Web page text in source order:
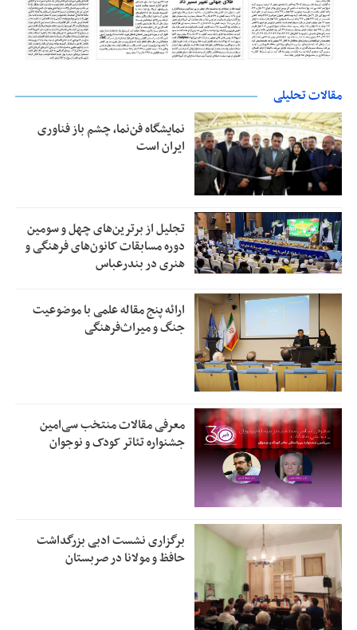
مقالات تحلیلی
نمایشگاه فن‌نما، چشم باز فناوری
ایران است
تجلیل از بر‌ترین‌های چهل و سومین
دوره مسابقات کانون‌های فرهنگی و
هنری در بندرعباس
ارائه پنج مقاله علمی با موضوعیت
جنگ و میراث‌فرهنگی
معرفی مقالات منتخب سی‌امین
جشنواره تئاتر کودک و نوجوان
برگزاری نشست ادبی بزرگداشت
حافظ و مولانا در صربستان